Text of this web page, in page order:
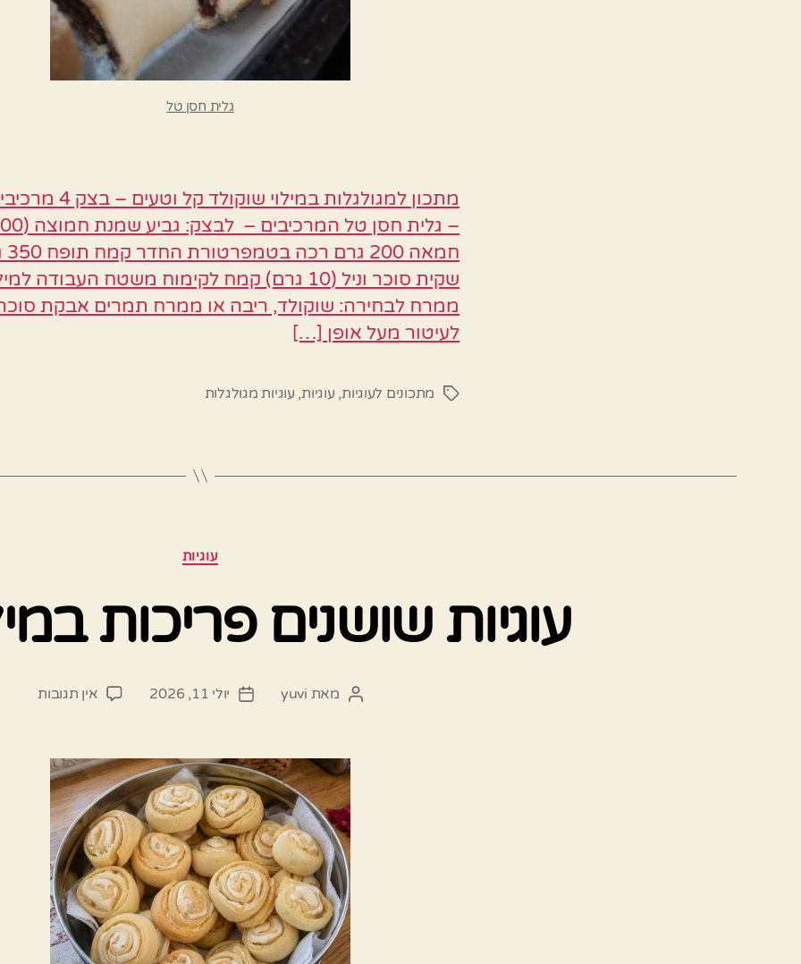
גלית חסן טל
מתכון למגולגלות במילוי
שקית סוכר וניל (10 גרם) קמח לקימוח משטח העבודה
ממרח לבחירה: שוקולד, ריבה או ממרח תמרים אבקת
לעיטור מעל אופן […]
תגיותמתכונים לעוגיות, עוגיות, עוגיות מגולגלות
קטגוריותעוגיות
עוגיות שושנים פריכות
המחבר
מאת yuvi
תאריך
יולי 11, 2026 אין תגובותעל